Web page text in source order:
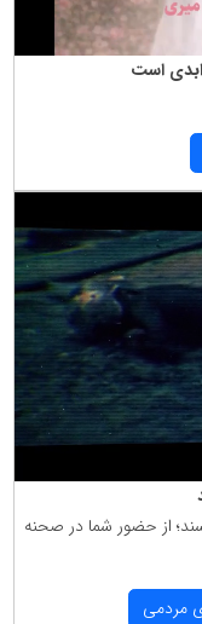
است
از حضور شما در صحنه
مردمی